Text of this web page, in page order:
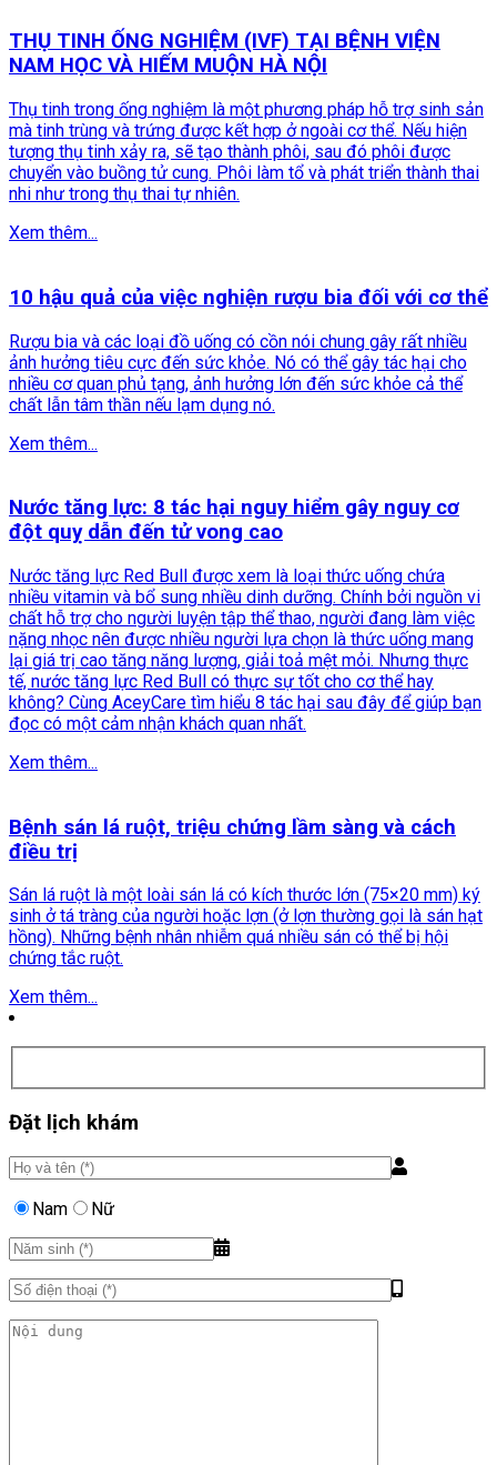
THỤ TINH ỐNG NGHIỆM (IVF) TẠI BỆNH VIỆN
NAM HỌC VÀ HIẾM MUỘN HÀ NỘI
Thụ tinh trong ống nghiệm là một phương pháp hỗ trợ sinh sản
mà tinh trùng và trứng được kết hợp ở ngoài cơ thể. Nếu hiện
tượng thụ tinh xảy ra, sẽ tạo thành phôi, sau đó phôi được
chuyển vào buồng tử cung. Phôi làm tổ và phát triển thành thai
nhi như trong thụ thai tự nhiên.
Xem thêm...
10 hậu quả của việc nghiện rượu bia đối với cơ thể
Rượu bia và các loại đồ uống có cồn nói chung gây rất nhiều
ảnh hưởng tiêu cực đến sức khỏe. Nó có thể gây tác hại cho
nhiều cơ quan phủ tạng, ảnh hưởng lớn đến sức khỏe cả thể
chất lẫn tâm thần nếu lạm dụng nó.
Xem thêm...
Nước tăng lực: 8 tác hại nguy hiểm gây nguy cơ
đột quỵ dẫn đến tử vong cao
Nước tăng lực Red Bull được xem là loại thức uống chứa
nhiều vitamin và bổ sung nhiều dinh dưỡng. Chính bởi nguồn vi
chất hỗ trợ cho người luyện tập thể thao, người đang làm việc
nặng nhọc nên được nhiều người lựa chọn là thức uống mang
lại giá trị cao tăng năng lượng, giải toả mệt mỏi. Nhưng thực
tế, nước tăng lực Red Bull có thực sự tốt cho cơ thể hay
không? Cùng AceyCare tìm hiểu 8 tác hại sau đây để giúp bạn
đọc có một cảm nhận khách quan nhất.
Xem thêm...
Bệnh sán lá ruột, triệu chứng lầm sàng và cách
điều trị
Sán lá ruột là một loài sán lá có kích thước lớn (75×20 mm) ký
sinh ở tá tràng của người hoặc lợn (ở lợn thường gọi là sán hạt
hồng). Những bệnh nhân nhiễm quá nhiều sán có thể bị hội
chứng tắc ruột.
Xem thêm...
Đặt lịch khám
Nam Nữ